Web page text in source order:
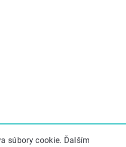
súbory cookie. Ďalším